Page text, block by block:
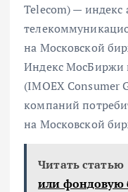
Telecom) — индекс
на Московской
Индекс МосБиржи
(IMOEX Consumer
компаний
на Московской
Читать статью
или фондовую